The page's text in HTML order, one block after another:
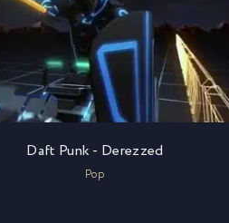
Daft Punk - Derezzed
Pop